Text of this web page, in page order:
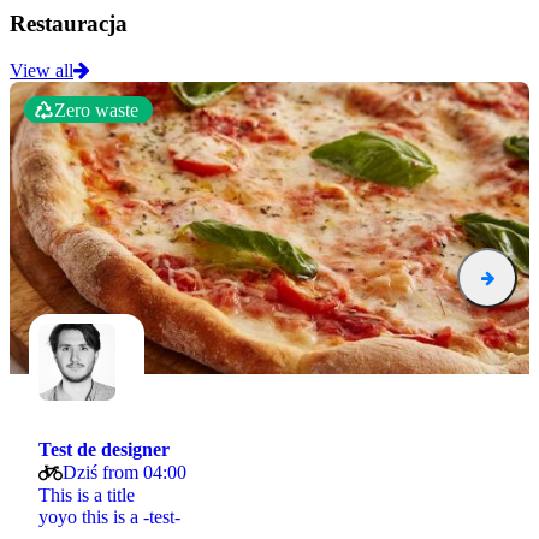
Restauracja
View all
Zero waste
Test de designer
Dziś from 04:00
This is a title
yoyo this is a -test-